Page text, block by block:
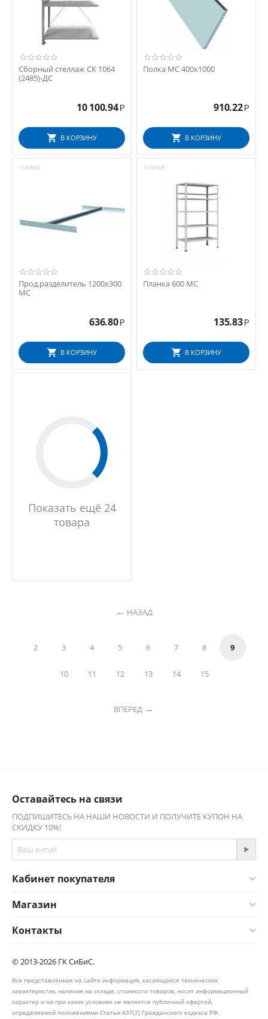
Сборный стеллаж СК 1064
(2485)-ДС
10 100.94 Р
В КОРЗИНУ
Полка МС 400x1000
910.22 Р
В КОРЗИНУ
116960
Прод.разделитель 1200х300
МС
636.80 Р
В КОРЗИНУ
116948
Планка 600 МС
135.83 Р
В КОРЗИНУ
Показать ещё 24
товара
НАЗАД
2 3 4 5 6 7 8 9
10 11 12 13 14 15
ВПЕРЕД
Оставайтесь на связи
ПОДПИШИТЕСЬ НА НАШИ НОВОСТИ И ПОЛУЧИТЕ КУПОН НА
СКИДКУ 10%!
Кабинет покупателя
Магазин
Контакты
© 2013-2026 ГК СиБиС.
Вся представленная на сайте информация, касающаяся технических
характеристик, наличия на складе, стоимости товаров, носит информационный
характер и ни при каких условиях не является публичной офертой,
определяемой положениями Статьи 437(2) Гражданского кодекса РФ.